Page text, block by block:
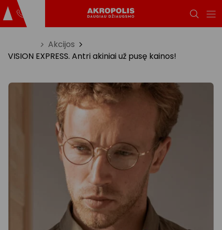
Akcijos
VISION EXPRESS. Antri akiniai už pusę kainos!